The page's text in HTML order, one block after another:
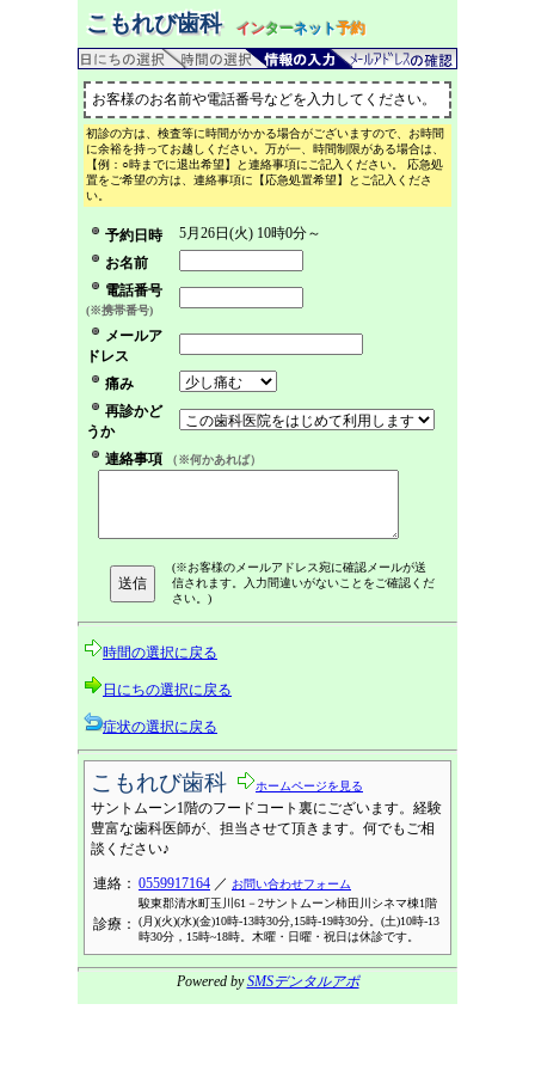
こもれび歯科 インターネット予約
お客様のお名前や電話番号などを入力してください。
初診の方は、検査等に時間がかかる場合がございますので、お時間
に余裕を持ってお越しください。万が一、時間制限がある場合は、
【例：○時までに退出希望】と連絡事項にご記入ください。 応急処
置をご希望の方は、連絡事項に【応急処置希望】とご記入くださ
い。
予約日時
5月26日(火) 10時0分～
お名前
電話番号
(※携帯番号)
メールア
ドレス
痛み
再診かど
うか
連絡事項
（※何かあれば）
(※お客様のメールアドレス宛に確認メールが送
信されます。入力間違いがないことをご確認くだ
さい。)
時間の選択に戻る
日にちの選択に戻る
症状の選択に戻る
こもれび歯科 ホームページを見る
サントムーン1階のフードコート裏にございます。経験
豊富な歯科医師が、担当させて頂きます。何でもご相
談ください♪
連絡： 0559917164 ／ お問い合わせフォーム
駿東郡清水町玉川61－2サントムーン柿田川シネマ棟1階
診療：
(月)(火)(水)(金)10時-13時30分,15時-19時30分。(土)10時-13
時30分，15時~18時。木曜・日曜・祝日は休診です。
Powered bySMSデンタルアポ